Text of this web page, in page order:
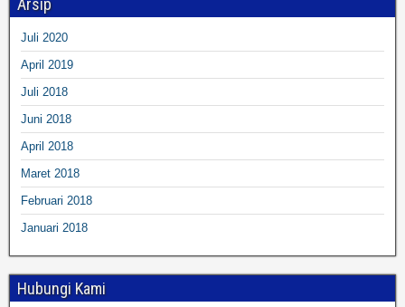
Juli 2020
April 2019
Juli 2018
Juni 2018
April 2018
Maret 2018
Februari 2018
Januari 2018
Hubungi Kami